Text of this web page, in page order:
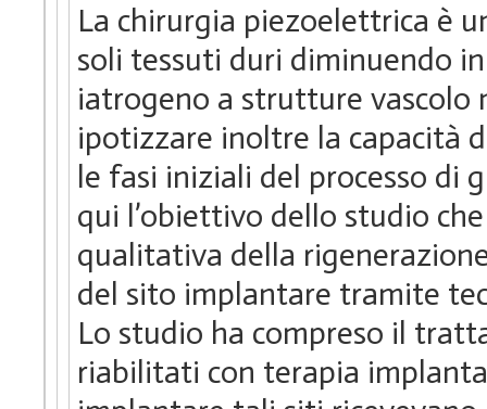
La chirurgia piezoelettrica è
soli tessuti duri diminuendo
iatrogeno a strutture vascolo
ipotizzare inoltre la capacità
le fasi iniziali del processo di
qui l’obiettivo dello studio
qualitativa della
del sito implantare tramite
Lo studio ha compreso il
riabilitati con terapia